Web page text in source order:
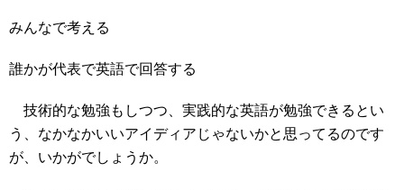
みんなで考える
誰かが代表で英語で回答する
技術的な勉強もしつつ、実践的な英語が勉強できるとい
う、なかなかいいアイディアじゃないかと思ってるのです
が、いかがでしょうか。